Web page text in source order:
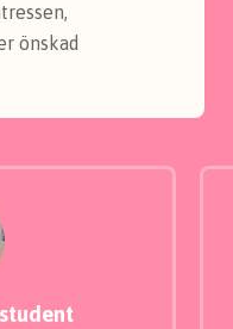
önskad